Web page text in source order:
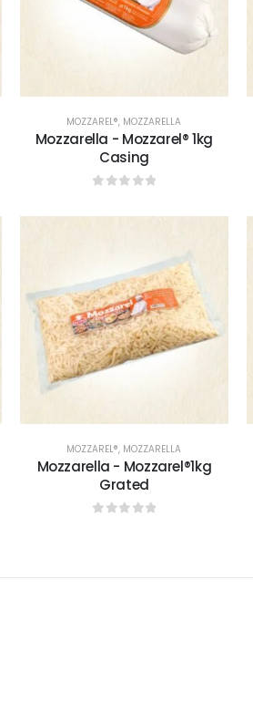
MOZZAREL®, MOZZARELLA
Mozzarella - Mozzarel® 1kg
Casing
MOZZAREL®, MOZZARELLA
Mozzarella - Mozzarel®1kg
Grated